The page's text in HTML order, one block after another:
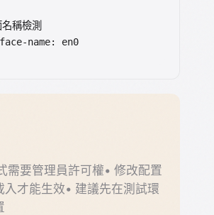
稱檢測
name: en0
需要管理員許可權• 修改配置
入才能生效• 建議先在測試環